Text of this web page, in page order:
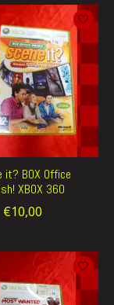
it? BOX Office
XBOX 360
€10,00